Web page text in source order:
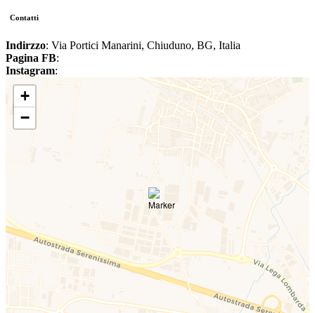
Contatti
Indirzzo: Via Portici Manarini, Chiuduno, BG, Italia
Pagina FB:
Instagram:
+
−